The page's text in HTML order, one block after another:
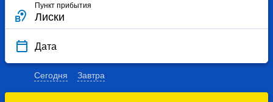
Пункт прибытия
Дата
Сегодня Завтра